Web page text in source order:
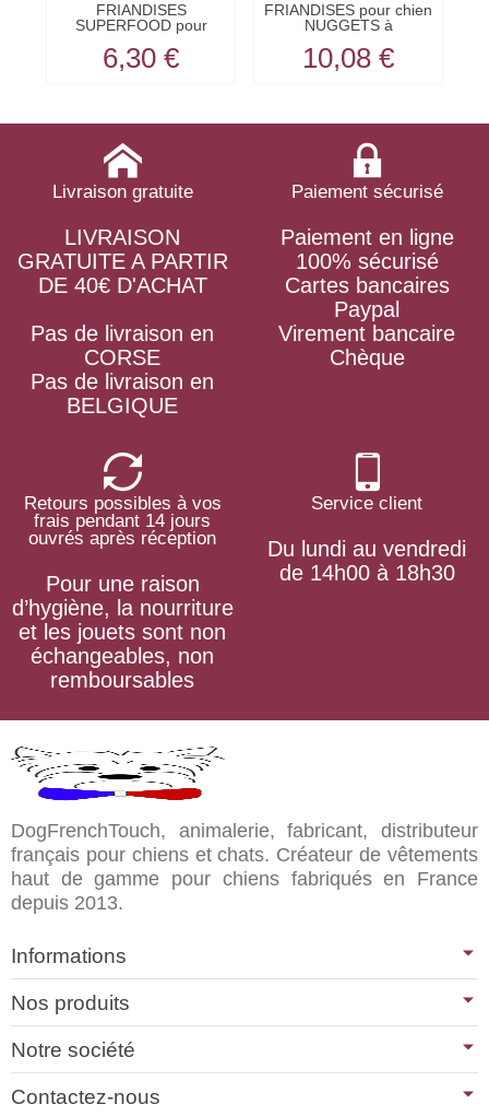
FRIANDISES
SUPERFOOD pour
6,30 €
FRIANDISES pour chien
NUGGETS à
10,08 €
Livraison gratuite
LIVRAISON
GRATUITE A PARTIR
DE 40€ D'ACHAT
Pas de livraison en
CORSE
Pas de livraison en
BELGIQUE
Paiement sécurisé
Paiement en ligne
100% sécurisé
Cartes bancaires
Paypal
Virement bancaire
Chèque
Retours possibles à vos
frais pendant 14 jours
ouvrés après réception
Pour une raison
d’hygiène, la nourriture
et les jouets sont non
échangeables, non
remboursables
Service client
Du lundi au vendredi
de 14h00 à 18h30
DogFrenchTouch, animalerie, fabricant, distributeur
français pour chiens et chats. Créateur de vêtements
haut de gamme pour chiens fabriqués en France
depuis 2013.
Informations
Nos produits
Notre société
Contactez-nous